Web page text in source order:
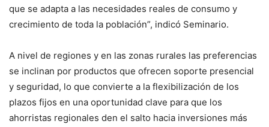
que se adapta a las necesidades reales de consumo y
crecimiento de toda la población”, indicó Seminario.
A nivel de regiones y en las zonas rurales las preferencias
se inclinan por productos que ofrecen soporte presencial
y seguridad, lo que convierte a la flexibilización de los
plazos fijos en una oportunidad clave para que los
ahorristas regionales den el salto hacia inversiones más